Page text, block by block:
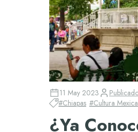
11 May 2023
#Chiapas #Cultura
¿Ya